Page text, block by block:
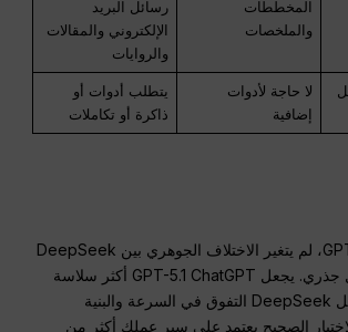
المخططات
والملخصات
رسائل البريد
الإلكتروني والمقالات
والروايات
لا حاجة لأدوات
إضافية
يتطلب أدوات أو
ذاكرة أو تكاملات
حتى مع طرح GPT-5.1، لم يتغير الاختلاف الجوهري بين DeepSeek
و ChatGPT بشكل جذري. يجعل GPT-5.1 ChatGPT أكثر سلاسة
واتساقًا، بينما يواصل DeepSeek التفوق في السرعة والبنية
الصحيح يعتمد على سير عملك أكثر من